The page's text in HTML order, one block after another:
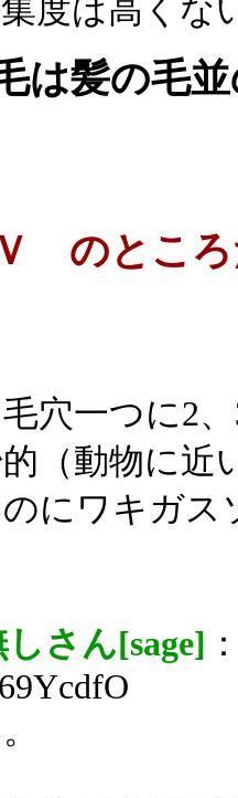
度は高くな
は髪の毛
のところ
穴一つに2
（動物に近
にワキガ
さん[sage]